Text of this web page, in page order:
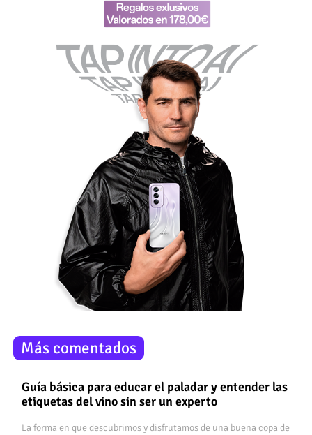
Más comentados
Guía básica para educar el paladar y entender las
etiquetas del vino sin ser un experto
La forma en que descubrimos y disfrutamos de una buena copa de